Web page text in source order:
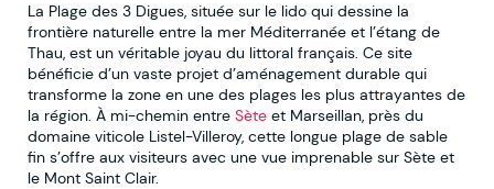
La Plage des 3 Digues, située sur le lido qui dessine la
frontière naturelle entre la mer Méditerranée et l’étang de
Thau, est un véritable joyau du littoral français. Ce site
bénéficie d’un vaste projet d’aménagement durable qui
transforme la zone en une des plages les plus attrayantes de
la région. À mi-chemin entre Sète et Marseillan, près du
domaine viticole Listel-Villeroy, cette longue plage de sable
fin s’offre aux visiteurs avec une vue imprenable sur Sète et
le Mont Saint Clair.